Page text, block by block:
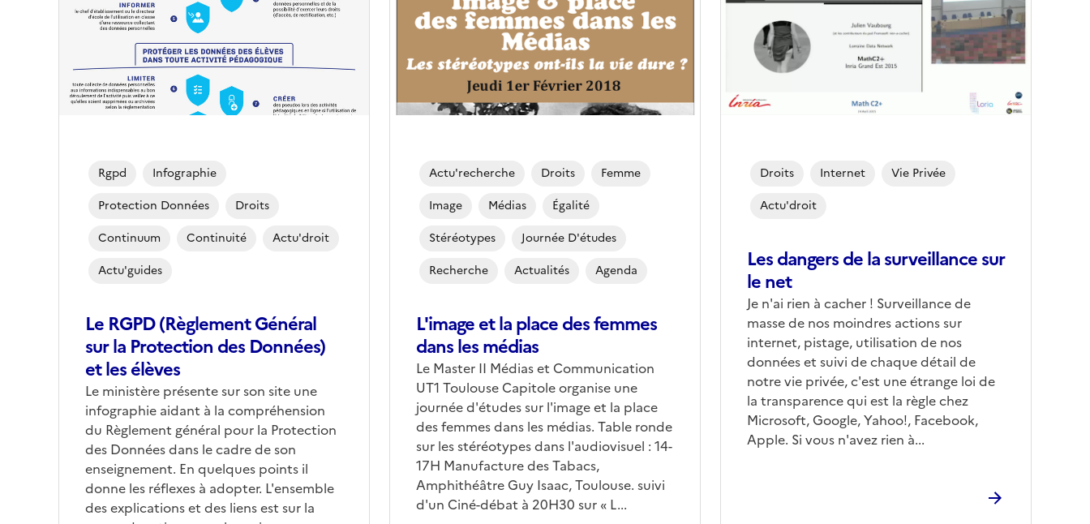
Le RGPD (Règlement Général
sur la Protection des Données)
et les élèves
Le ministère présente sur son site une
infographie aidant à la compréhension
du Règlement général pour la Protection
des Données dans le cadre de son
enseignement. En quelques points il
donne les réflexes à adopter. L'ensemble
des explications et des liens est sur la
Rgpd
Infographie
Protection Données
Droits
Continuum
Continuité
Actu'droit
Actu'guides
L'image et la place des femmes
dans les médias
Le Master II Médias et Communication
UT1 Toulouse Capitole organise une
journée d'études sur l'image et la place
des femmes dans les médias. Table ronde
sur les stéréotypes dans l'audiovisuel : 14-
17H Manufacture des Tabacs,
Amphithéâtre Guy Isaac, Toulouse. suivi
d'un Ciné-débat à 20H30 sur « L...
Actu'recherche Droits
Femme
Image
Médias
Égalité
Stéréotypes
Journée D'études
Recherche
Actualités Agenda
Les dangers de la surveillance sur
le net
Je n'ai rien à cacher ! Surveillance de
masse de nos moindres actions sur
internet, pistage, utilisation de nos
données et suivi de chaque détail de
notre vie privée, c'est une étrange loi de
la transparence qui est la règle chez
Microsoft, Google, Yahoo!, Facebook,
Apple. Si vous n'avez rien à...
Droits Internet
Vie Privée
Actu'droit